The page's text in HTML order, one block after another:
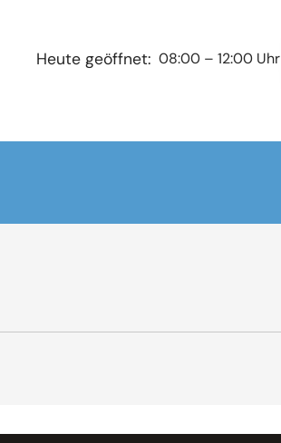
Heute geöffnet: 08:00 – 12:00 Uhr